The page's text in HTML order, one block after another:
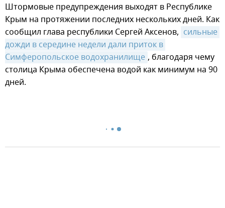
Штормовые предупреждения выходят в Республике
Крым на протяжении последних нескольких дней. Как
сообщил глава республики Сергей Аксенов, сильные
дожди в середине недели дали приток в
Симферопольское водохранилище , благодаря чему
столица Крыма обеспечена водой как минимум на 90
дней.